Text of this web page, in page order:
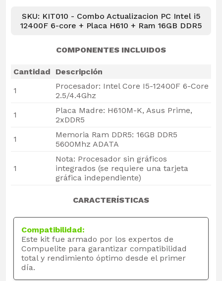
SKU: KIT010 - Combo Actualizacion PC Intel i5
12400F 6-core + Placa H610 + Ram 16GB DDR5
COMPONENTES INCLUIDOS
Cantidad
Descripción
1
Procesador: Intel Core I5-12400F 6-Core
2.5/4.4Ghz
1
Placa Madre: H610M-K, Asus Prime,
2xDDR5
1
Memoria Ram DDR5: 16GB DDR5
5600Mhz ADATA
1
Nota: Procesador sin gráficos
integrados (se requiere una tarjeta
gráfica independiente)
CARACTERÍSTICAS
Compatibilidad:
Este kit fue armado por los expertos de
Compuelite para garantizar compatibilidad
total y rendimiento óptimo desde el primer
día.